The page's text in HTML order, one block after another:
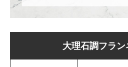
大理石調フラ